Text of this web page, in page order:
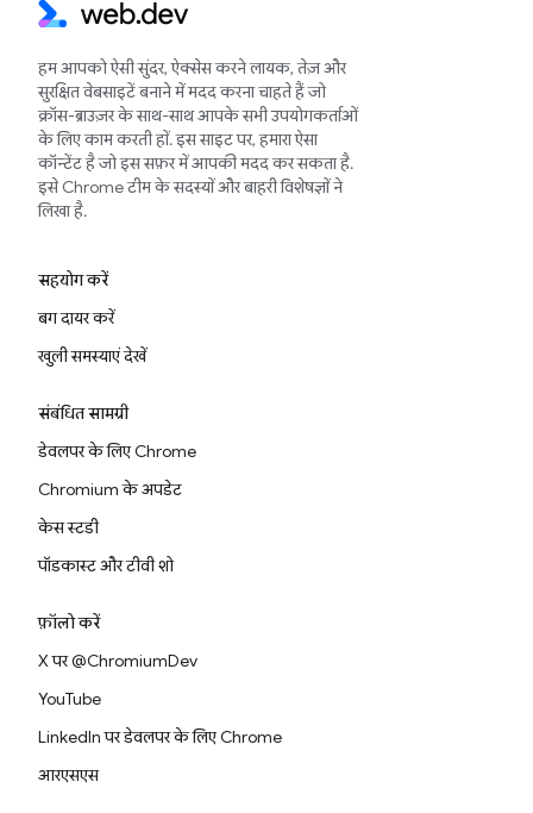
हम आपको ऐसी सुंदर, ऐक्सेस करने लायक, तेज़ और
सुरक्षित वेबसाइटें बनाने में मदद करना चाहते हैं जो
क्रॉस-ब्राउज़र के साथ-साथ आपके सभी उपयोगकर्ताओं
के लिए काम करती हों. इस साइट पर, हमारा ऐसा
कॉन्टेंट है जो इस सफ़र में आपकी मदद कर सकता है.
इसे Chrome टीम के सदस्यों और बाहरी विशेषज्ञों ने
लिखा है.
सहयोग करें
बग दायर करें
खुली समस्याएं देखें
संबंधित सामग्री
डेवलपर के लिए Chrome
Chromium के अपडेट
केस स्टडी
पॉडकास्ट और टीवी शो
फ़ॉलो करें
X पर @ChromiumDev
YouTube
LinkedIn पर डेवलपर के लिए Chrome
आरएसएस